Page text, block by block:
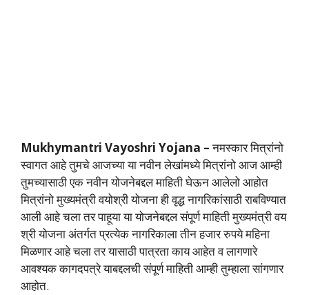
Mukhymantri Vayoshri Yojana –नमस्कार मित्रांनो
स्वागत आहे तुमचे आजच्या या नवीन लेखांमध्ये मित्रांनो आज आम्ही
तुमच्यासाठी एक नवीन योजनेबद्दल माहिती घेऊन आलेलो आहोत
मित्रांनो मुख्यमंत्री वयोश्री योजना ही वृद्ध नागरिकांसाठी राबविण्यात
आली आहे चला तर पाहूया या योजनेबद्दल संपूर्ण माहिती मुख्यमंत्री वय
श्री योजना अंतर्गत प्रत्येक नागरिकाला तीन हजार रुपये महिना
मिळणार आहे चला तर यासाठी पात्रता काय आहेत व लागणारे
आवश्यक कागदपत्रे याबद्दलची संपूर्ण माहिती आम्ही तुम्हाला सांगणार
आहोत.